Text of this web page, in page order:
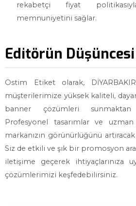
rekabetçi fiyat
memnuniyetini sağlar.
Editörün
Ostim Etiket olarak,
müşterilerimize yüksek kaliteli,
banner çözümleri
Profesyonel tasarımlar ve
markanızın görünürlüğünü
Siz de etkili ve şık bir promosyon
iletişime geçerek ihtiyaçlarınıza
çözümlerimizi keşfedebilirsiniz.